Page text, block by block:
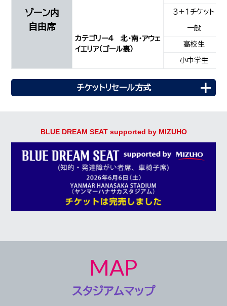
ゾーン内
自由席
３＋１チケット
カテゴリー4 北・南・アウェ
イエリア（ゴール裏）
一般
高校生
小中学生
チケットリセール方式
BLUE DREAM SEAT supported by MIZUHO
MAP
スタジアムマップ